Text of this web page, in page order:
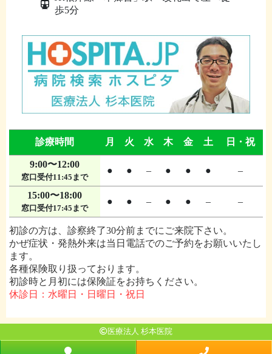
歩5分
初診の方は、診察終了30分前までにご来院下さい。
かぜ症状・発熱外来は当日電話でのご予約をお願いいたし
ます。
各種保険取り扱っております。
初診時と月初には保険証をお持ちください。
休診日：水曜日・日曜日・祝日
診療時間 月 火 水 木 金 土 日・祝
9:00〜12:00
窓口受付11:45まで
● ● – ● ● ● –
15:00〜18:00
窓口受付17:45まで
● ● – ● ● – –
医療法人 杉本医院